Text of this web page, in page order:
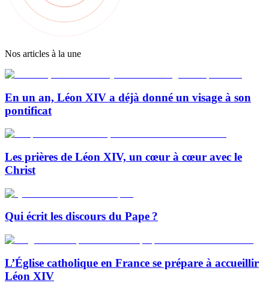
Nos articles à la une
En un an, Léon XIV a déjà donné un visage à son
pontificat
Les prières de Léon XIV, un cœur à cœur avec le
Christ
Qui écrit les discours du Pape ?
L’Église catholique en France se prépare à accueillir
Léon XIV